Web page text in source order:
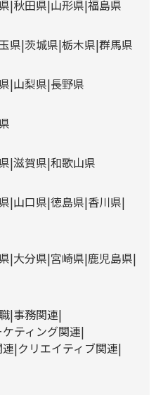
秋田県 山形県 福島県
県 茨城県 栃木県 群馬県
山梨県 長野県
滋賀県 和歌山県
山口県 徳島県 香川県
大分県 宮崎県 鹿児島県
事務関連
ティング関連
クリエイティブ関連